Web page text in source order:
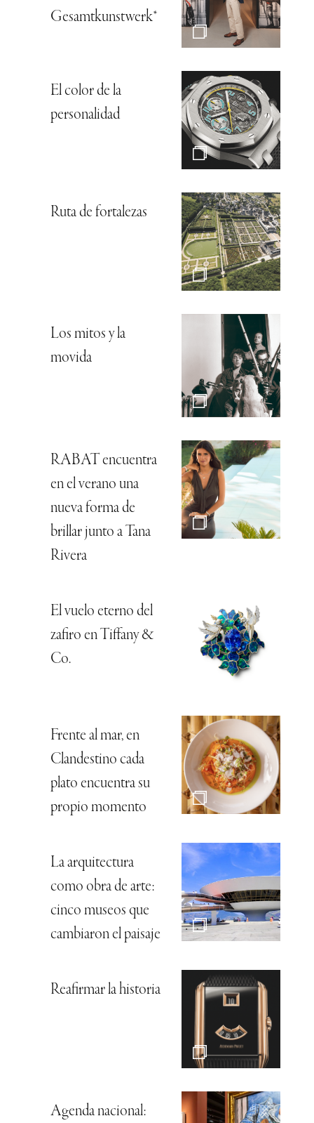
Gesamtkunstwerk*
El color de la
personalidad
Ruta de fortalezas
Los mitos y la
movida
RABAT encuentra
en el verano una
nueva forma de
brillar junto a Tana
Rivera
El vuelo eterno del
zafiro en Tiffany &
Co.
Frente al mar, en
Clandestino cada
plato encuentra su
propio momento
La arquitectura
como obra de arte:
cinco museos que
cambiaron el paisaje
Reafirmar la historia
Agenda nacional: